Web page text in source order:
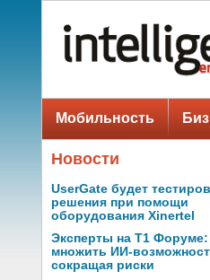
Мобильность
Новости
UserGate будет
решения при помощи
оборудования Xinertel
Эксперты на Т1 Форуме:
множить ИИ-
сокращая риски